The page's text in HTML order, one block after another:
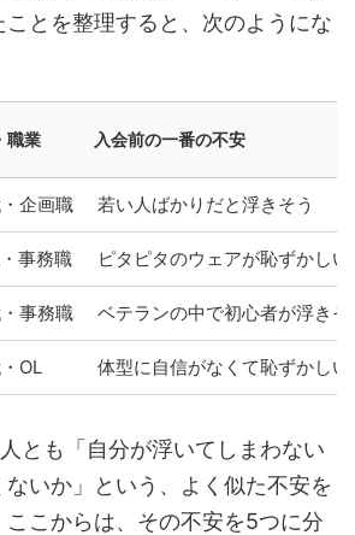
とを整理すると、次のようにな
職業 入会前の一番の不安
企画職 若い人ばかりだと浮きそう
事務職 ピタピタのウェアが恥ずかしい
事務職 ベテランの中で初心者が浮きそ
OL 体型に自信がなくて恥ずかしい
とも「自分が浮いてしまわない
いか」という、よく似た不安を
こからは、その不安を5つに分